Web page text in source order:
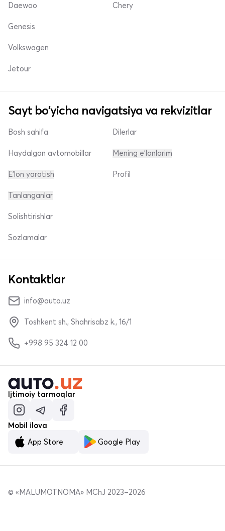
Daewoo Chery
Genesis
Volkswagen
Jetour
Sayt bo'yicha navigatsiya va rekvizitlar
Bosh sahifa
Haydalgan avtomobillar
E'lon yaratish
Dilerlar
Mening e'lonlarim
Profil
Tanlanganlar
Solishtirishlar
Sozlamalar
Kontaktlar
info@auto.uz
Toshkent sh., Shahrisabz k., 16/1
+998 95 324 12 00
Ijtimoiy tarmoqlar
Mobil ilova
App Store
Google Play
© «MALUMOTNOMA» MChJ 2023–2026